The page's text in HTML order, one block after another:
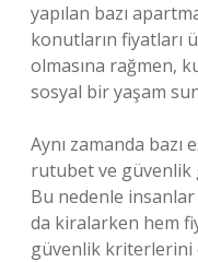
yapılan bazı
konutların fiyatları
olmasına rağmen,
sosyal bir yaşam
Aynı zamanda
rutubet ve
Bu nedenle
da kiralarken hem
güvenlik kriterlerini